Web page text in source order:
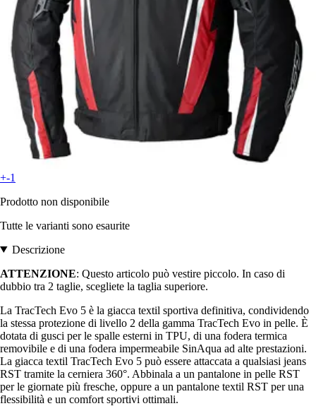
+-1
Prodotto non disponibile
Tutte le varianti sono esaurite
Descrizione
ATTENZIONE: Questo articolo può vestire piccolo. In caso di
dubbio tra 2 taglie, scegliete la taglia superiore.
La TracTech Evo 5 è la giacca textil sportiva definitiva, condividendo
la stessa protezione di livello 2 della gamma TracTech Evo in pelle. È
dotata di gusci per le spalle esterni in TPU, di una fodera termica
removibile e di una fodera impermeabile SinAqua ad alte prestazioni.
La giacca textil TracTech Evo 5 può essere attaccata a qualsiasi jeans
RST tramite la cerniera 360°. Abbinala a un pantalone in pelle RST
per le giornate più fresche, oppure a un pantalone textil RST per una
flessibilità e un comfort sportivi ottimali.